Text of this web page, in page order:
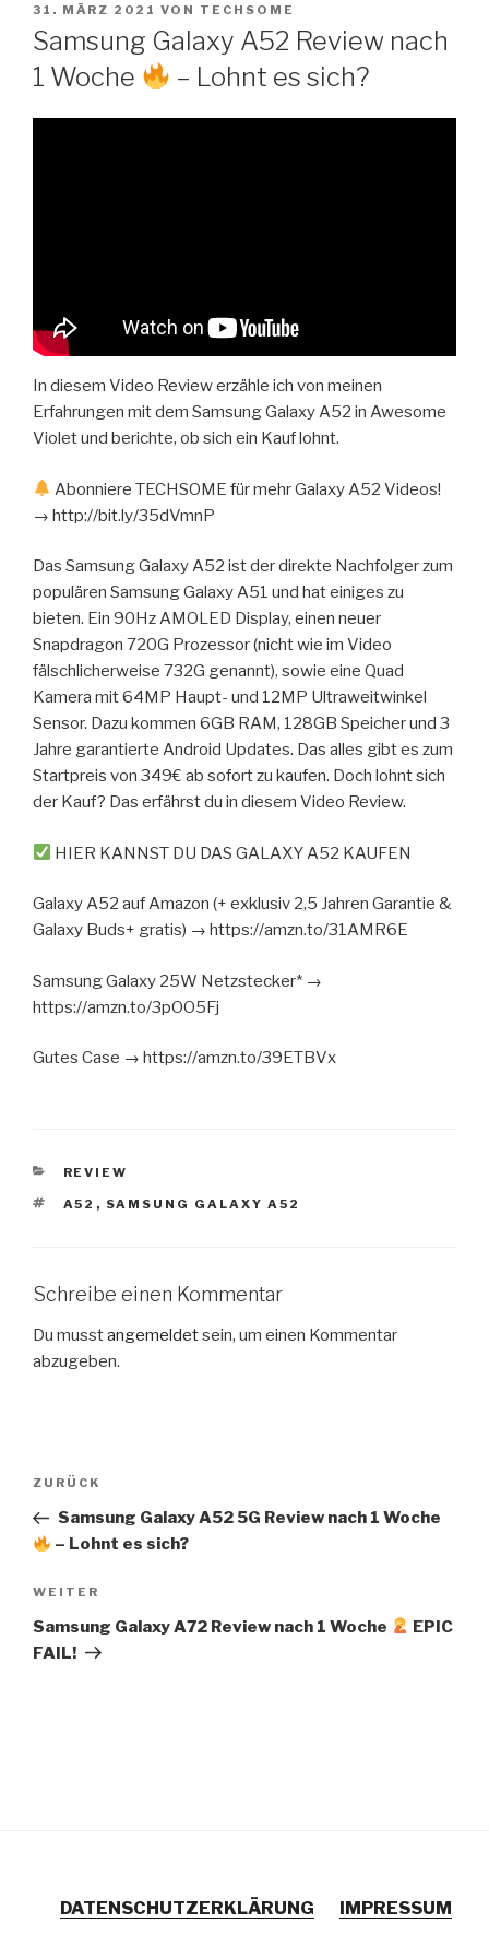
Inhalt
springen
VERÖFFENTLICHT
AM
31. MÄRZ 2021 VON TECHSOME
Samsung Galaxy A52 Review nach
1 Woche
– Lohnt es sich?
In diesem Video Review erzähle ich von meinen
Erfahrungen mit dem Samsung Galaxy A52 in Awesome
Violet und berichte, ob sich ein Kauf lohnt.
Abonniere TECHSOME für mehr Galaxy A52 Videos!
→ http://bit.ly/35dVmnP
Das Samsung Galaxy A52 ist der direkte Nachfolger zum
populären Samsung Galaxy A51 und hat einiges zu
bieten. Ein 90Hz AMOLED Display, einen neuer
Snapdragon 720G Prozessor (nicht wie im Video
fälschlicherweise 732G genannt), sowie eine Quad
Kamera mit 64MP Haupt- und 12MP Ultraweitwinkel
Sensor. Dazu kommen 6GB RAM, 128GB Speicher und 3
Jahre garantierte Android Updates. Das alles gibt es zum
Startpreis von 349€ ab sofort zu kaufen. Doch lohnt sich
der Kauf? Das erfährst du in diesem Video Review.
HIER KANNST DU DAS GALAXY A52 KAUFEN
Galaxy A52 auf Amazon (+ exklusiv 2,5 Jahren Garantie &
Galaxy Buds+ gratis) → https://amzn.to/31AMR6E
Samsung Galaxy 25W Netzstecker* →
https://amzn.to/3pOO5Fj
Gutes Case → https://amzn.to/39ETBVx
KATEGORIEN
REVIEW
SCHLAGWÖRTER
A52 , SAMSUNG GALAXY A52
Schreibe einen Kommentar
Du musstangemeldetsein, um einen Kommentar
abzugeben.
Beitragsnavigation
Vorheriger
Beitrag
ZURÜCK
Samsung Galaxy A52 5G Review nach 1 Woche
– Lohnt es sich?
Nächster
Beitrag
WEITER
Samsung Galaxy A72 Review nach 1 Woche
EPIC
FAIL!
DATENSCHUTZERKLÄRUNG IMPRESSUM